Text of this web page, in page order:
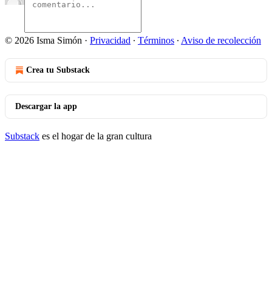
© 2026 Isma Simón · Privacidad ∙ Términos ∙ Aviso de recolección
Crea tu Substack
Descargar la app
Substack es el hogar de la gran cultura